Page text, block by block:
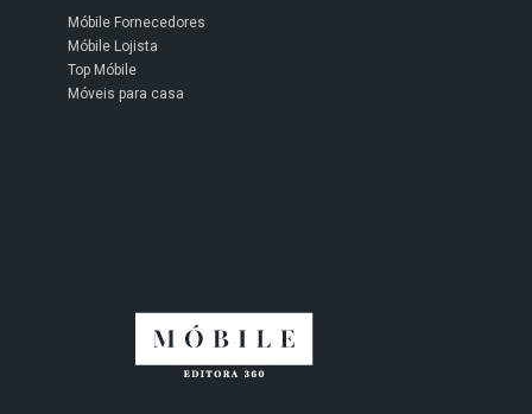
Móbile Fornecedores
Móbile Lojista
Top Móbile
Móveis para casa